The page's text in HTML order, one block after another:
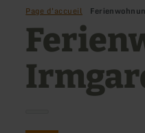
Page d'accueil